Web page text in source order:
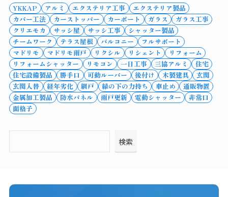
YKKAP アルミ エクステリア工事
エクステリア製品
カバー工法
カーストッパー カーポート ガラス
ガラス工事
クリエモカ
サッシ屋 サッシ工事
シャッター製品
チームワーク
テラス屋根 バルコニー
フルサポート
マドリモ
マドリモ雨戸 リクシル リシェント
リフォーム
リフォームシャッター
リモコン 一日工事 三協アルミ
住宅
住宅設備製品
勝手口 可動ルーバー 後付け 木製建具
玄関
玄関入替
経年劣化 網戸 縁の下の力持ち 車止め
通販物置
金属加工製品
防水パネル 雨戸更新 電動シャッター
非常口
面格子
検索